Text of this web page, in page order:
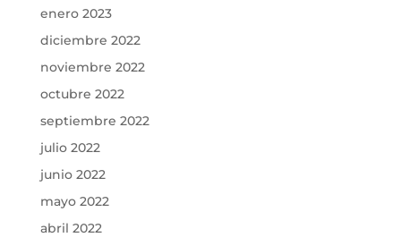
enero 2023
diciembre 2022
noviembre 2022
octubre 2022
septiembre 2022
julio 2022
junio 2022
mayo 2022
abril 2022